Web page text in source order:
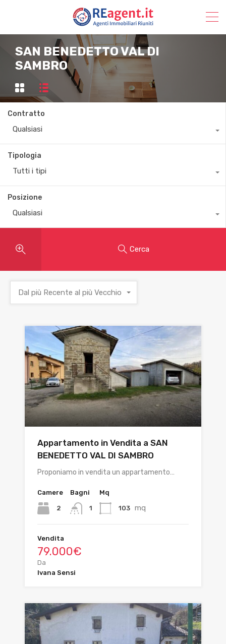
SAN BENEDETTO VAL DI
SAMBRO
Contratto
Qualsiasi
Tipologia
Tutti i tipi
Posizione
Qualsiasi
Cerca
Dal più Recente al più Vecchio
Appartamento in Vendita a SAN
BENEDETTO VAL DI SAMBRO
Proponiamo in vendita un appartamento…
Camere
2
Bagni
1
Mq
103 mq
Vendita
79.000€
Da
Ivana Sensi